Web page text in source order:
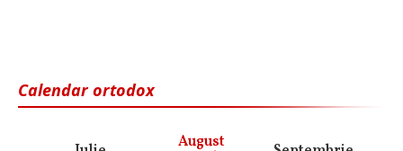
Calendar ortodox
August